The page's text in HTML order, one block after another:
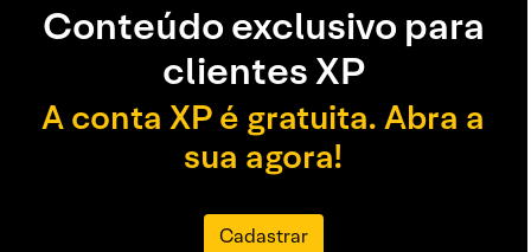
Conteúdo exclusivo para
clientes XP
A conta XP é gratuita. Abra a
sua agora!
Cadastrar